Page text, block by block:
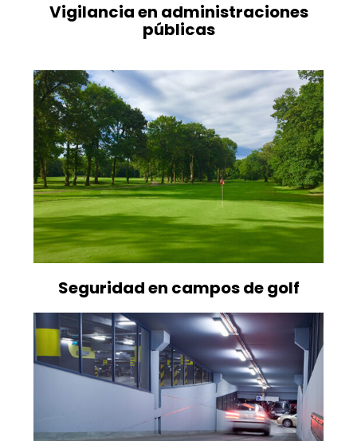
Vigilancia en administraciones
públicas
Seguridad en campos de golf